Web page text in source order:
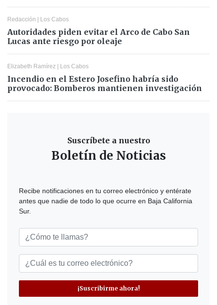
Redacción Los Cabos
Autoridades piden evitar el Arco de Cabo San
Lucas ante riesgo por oleaje
Elizabeth Ramírez Los Cabos
Incendio en el Estero Josefino habría sido
provocado: Bomberos mantienen investigación
Suscríbete a nuestro
Boletín de Noticias
Recibe notificaciones en tu correo electrónico y entérate
antes que nadie de todo lo que ocurre en Baja California
Sur.
¡Suscribirme ahora!